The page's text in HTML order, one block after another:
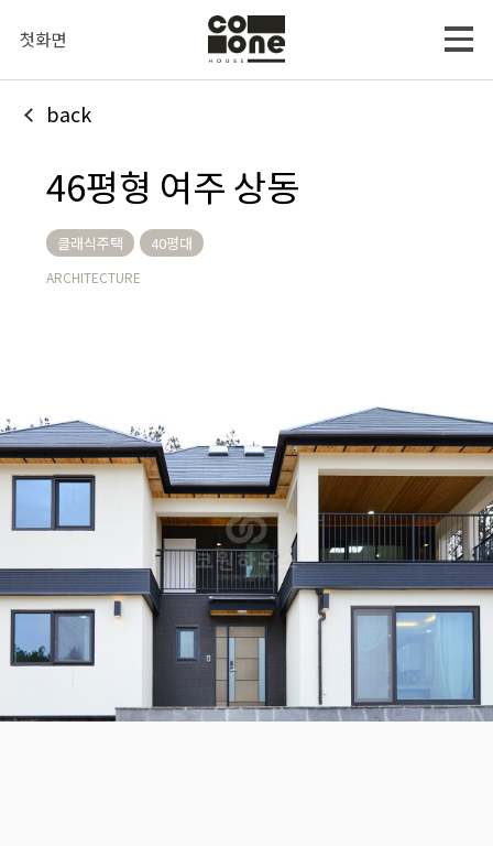
첫화면
back
46평형 여주 상동
클래식주택 40평대
ARCHITECTURE